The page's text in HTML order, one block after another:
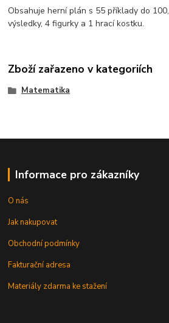
Obsahuje herní plán s 55 příklady do
výsledky, 4 figurky a 1 hrací kostku.
Zboží zařazeno v kategoriích
Matematika
Informace pro zákazníky
O nás
Jak nakupovat
Obchodní podmínky
Fakturační adresa
Materiály zdarma ke stažení